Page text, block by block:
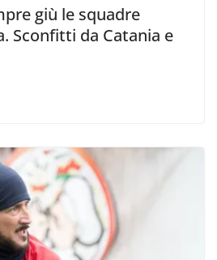
giù le squadre
Sconfitti da Catania e